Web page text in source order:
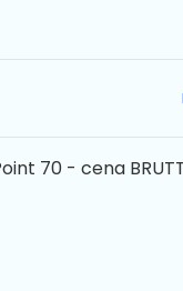
70 - cena